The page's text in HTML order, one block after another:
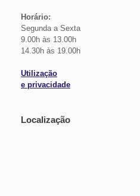
Horário:
Segunda a Sexta
9.00h às 13.00h
14.30h às 19.00h
Utilização
e privacidade
Localização